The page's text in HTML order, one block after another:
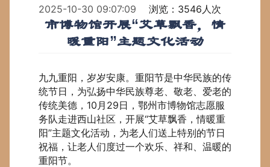
2025-10-30 09:07:09 浏览：3546人次
市博物馆开展“艾草飘香，情
暖重阳”主题文化活动
九九重阳，岁岁安康。重阳节是中华民族的传
统节日，为弘扬中华民族尊老、敬老、爱老的
传统美德，10月29日，鄂州市博物馆志愿服
务队走进西山社区，开展“艾草飘香，情暖重
阳”主题文化活动，为老人们送上特别的节日
祝福，让老人们度过一个欢乐、祥和、温暖的
重阳节。